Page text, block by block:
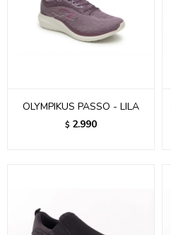
OLYMPIKUS PASSO - LILA
$ 2.990